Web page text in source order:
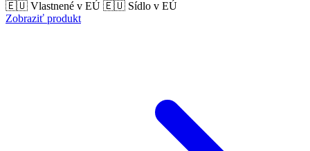
🇪🇺 Vlastnené v EÚ 🇪🇺 Sídlo v EÚ
Zobraziť produkt